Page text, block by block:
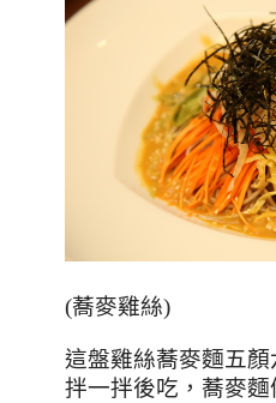
(蕎麥雞絲)
這盤雞絲蕎麥麵五顏
拌一拌後吃，蕎麥